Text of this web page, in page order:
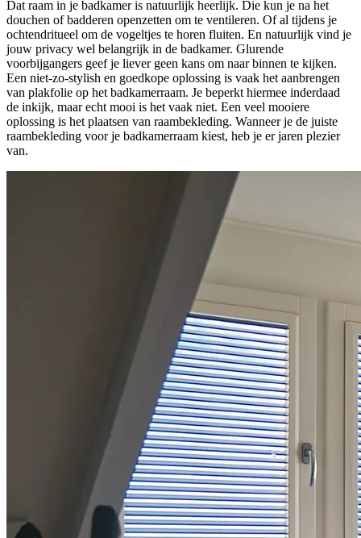
Dat raam in je badkamer is natuurlijk heerlijk. Die kun je na het
douchen of badderen openzetten om te ventileren. Of al tijdens je
ochtendritueel om de vogeltjes te horen fluiten. En natuurlijk vind je
jouw privacy wel belangrijk in de badkamer. Glurende
voorbijgangers geef je liever geen kans om naar binnen te kijken.
Een niet-zo-stylish en goedkope oplossing is vaak het aanbrengen
van plakfolie op het badkamerraam. Je beperkt hiermee inderdaad
de inkijk, maar echt mooi is het vaak niet. Een veel mooiere
oplossing is het plaatsen van raambekleding. Wanneer je de juiste
raambekleding voor je badkamerraam kiest, heb je er jaren plezier
van.